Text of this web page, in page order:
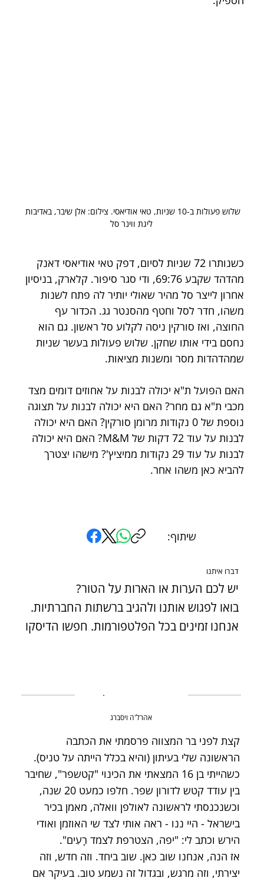
שלוש פעולות ב-10 שניות, טאי אודיאסי. צילום: אלן שיבר, באדיבות
ליגת ווינר סל
כשנותרו 72 שניות לסיום, דפק טאי אודיאסי דאנק
מהדהד שקבע 69:76, ודי סגר סיפור. קלארק, בניסיון
אחרון לייצר סל מהיר שאולי יותיר לה פתח לשנות
משהו, חדר לסל וחטף מהסנטר גג. הכדור עף
החוצה, ואז סורקין ניסה לקלוע סל ראשון. גם הוא
נחסם בידי אותו שחקן. שלוש פעולות בעשר שניות
שמהדהדות מסר ומשנות מציאות.
האם הפועל ת"א יכולה לבנות על אחוזים דומים מצד
מכבי ת"א גם מחר? האם היא יכולה לבנות על תצוגה
נוספת של 0 נקודות מרומן סורקין? האם היא יכולה
לבנות על עוד 72 דקות של M&M? האם היא יכולה
לבנות על עוד 29 נקודות ממיציץ'? מישהו יצטרך
להביא כאן משהו אחר.
שיתוף:
דברו איתנו
יש לכם הערות או הארות על הטור?
בואו לפגוש אותנו ולהגיב ברשתות החברתיות.
אנחנו זמינים בכל הפלטפורמות. חפשו הדיסקו
אהרל'ה ויסברג
קצת לפני בר המצווה פרסמתי את הכתבה
הראשונה שלי בעיתון (והיא בכלל הייתה על טניס).
כשהייתי בן 16 המצאתי את הכינוי "קטשפר", שחיבר
בין עודד קטש לדורון שפר. חלפו כמעט 20 שנה,
וכשנכנסתי לראשונה לאולפן וואלה, מאמן בכיר
בישראל - היי ננו - ראה אותי לצד שי האוזמן ואודי
הירש וכתב לי: "יפה, הצטרפת לצמד רָעִים".
אז הנה, אנחנו שוב כאן. שוב ביחד. וזה חדש, וזה
יצירתי, וזה מרגש, ובגדול זה נשמע טוב. בעיקר אם